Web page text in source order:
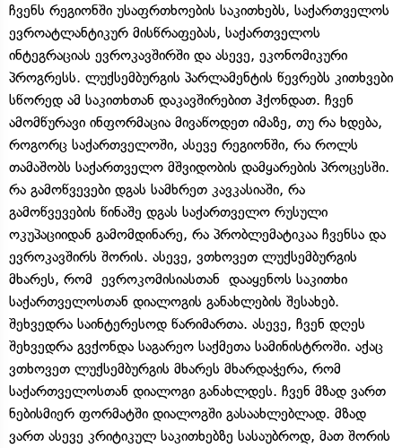
ჩვენს რეგიონში უსაფრთხოების საკითხებს, საქართველოს
ევროატლანტიკურ მისწრაფებას, საქართველოს
ინტეგრაციას ევროკავშირში და ასევე, ეკონომიკური
პროგრესს. ლუქსემბურგის პარლამენტის წევრებს კითხვები
სწორედ ამ საკითხთან დაკავშირებით ჰქონდათ. ჩვენ
ამომწურავი ინფორმაცია მივაწოდეთ იმაზე, თუ რა ხდება,
როგორც საქართველოში, ასევე რეგიონში, რა როლს
თამაშობს საქართველო მშვიდობის დამყარების პროცესში.
რა გამოწვევები დგას სამხრეთ კავკასიაში, რა
გამოწვევების წინაშე დგას საქართველო რუსული
ოკუპაციიდან გამომდინარე, რა პრობლემატიკაა ჩვენსა და
ევროკავშირს შორის. ასევე, ვთხოვეთ ლუქსემბურგის
მხარეს, რომ ევროკომისიასთან დააყენოს საკითხი
საქართველოსთან დიალოგის განახლების შესახებ.
შეხვედრა საინტერესოდ წარიმართა. ასევე, ჩვენ დღეს
შეხვედრა გვქონდა საგარეო საქმეთა სამინისტროში. აქაც
ვთხოვეთ ლუქსემბურგის მხარეს მხარდაჭერა, რომ
საქართველოსთან დიალოგი განახლდეს. ჩვენ მზად ვართ
ნებისმიერ ფორმატში დიალოგში გასაახლებლად. მზად
ვართ ასევე კრიტიკულ საკითხებზე სასაუბროდ, მათ შორის